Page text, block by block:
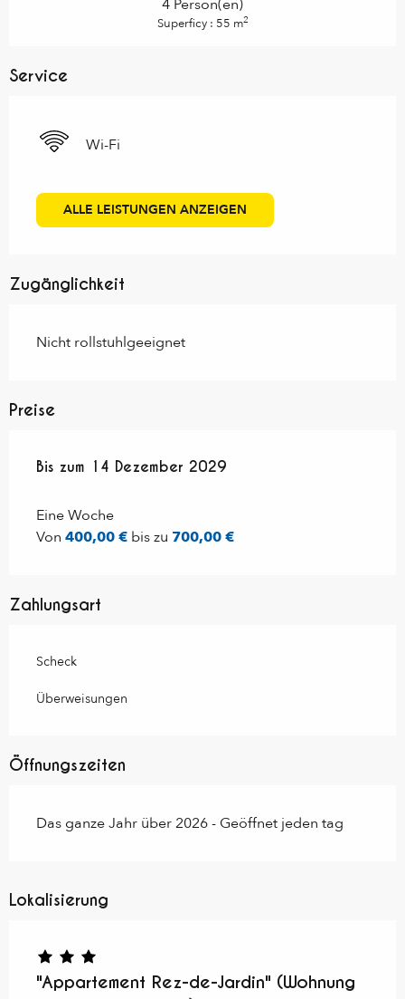
4 Person(en)
Superficy : 55 m2
Service
Wi-Fi
ALLE LEISTUNGEN ANZEIGEN
Zugänglichkeit
Nicht rollstuhlgeeignet
Preise
ab 1 Januar 2025bis zum14 Dezember 2029
Bis zum 14 Dezember 2029
Eine Woche
Von 400,00 € bis zu 700,00 €
Zahlungsart
Scheck
Überweisungen
Öffnungszeiten
Das ganze Jahr über 2026 - Geöffnet jeden tag
Lokalisierung
"Appartement Rez-de-Jardin" (Wohnung